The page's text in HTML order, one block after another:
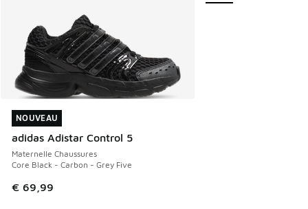
NOUVEAU
adidas Adistar Control 5
Maternelle Chaussures
Core Black - Carbon - Grey Five
€ 69,99
NOUVEAU